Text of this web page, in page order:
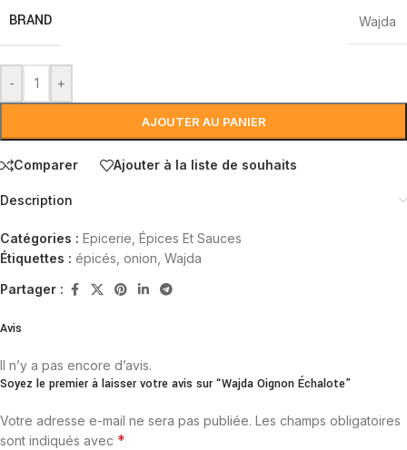
BRAND Wajda
- +
AJOUTER AU PANIER
Comparer Ajouter à la liste de souhaits
Description
Catégories : Epicerie Épices Et Sauces
Étiquettes : épicés onion Wajda
Partager :
Avis
Il n’y a pas encore d’avis.
Soyez le premier à laisser votre avis sur “Wajda Oignon Échalote”
Votre adresse e-mail ne sera pas publiée. Les champs obligatoires
sont indiqués avec *